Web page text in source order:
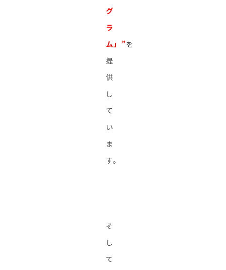
グ
ラ
ム」”を
提
供
し
て
い
ま
す。
そ
し
て